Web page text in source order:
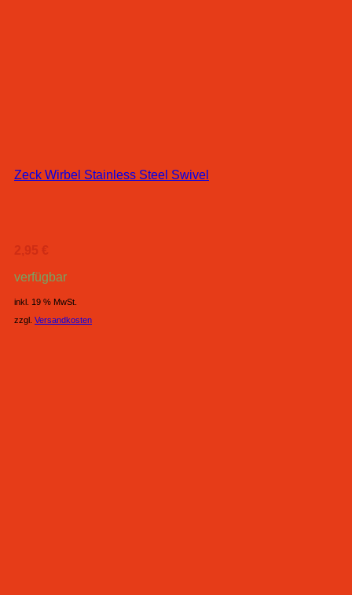
Zeck Wirbel Stainless Steel Swivel
2,95 €
verfügbar
inkl. 19 % MwSt.
zzgl. Versandkosten